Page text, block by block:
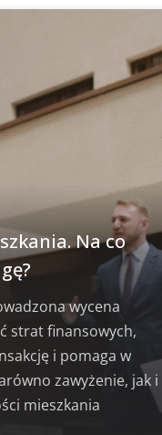
Na co
wycena
strat finansowych,
i pomaga w
zawyżenie, jak i
mieszkania